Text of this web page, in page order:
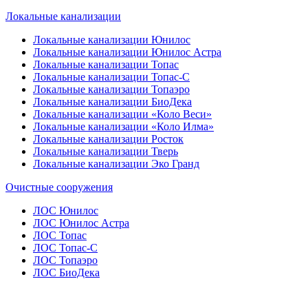
Локальные канализации
Локальные канализации Юнилос
Локальные канализации Юнилос Астра
Локальные канализации Топас
Локальные канализации Топас-С
Локальные канализации Топаэро
Локальные канализации БиоДека
Локальные канализации «Коло Веси»
Локальные канализации «Коло Илма»
Локальные канализации Росток
Локальные канализации Тверь
Локальные канализации Эко Гранд
Очистные сооружения
ЛОС Юнилос
ЛОС Юнилос Астра
ЛОС Топас
ЛОС Топас-С
ЛОС Топаэро
ЛОС БиоДека